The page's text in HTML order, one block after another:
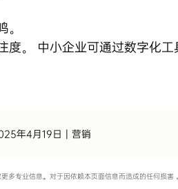
。 中小企业可通过数字化工
年4月19日 营销
专业信息。对于因依赖本页面信息而造成的任何损害